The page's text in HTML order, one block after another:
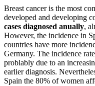
Breast cancer is the most
developed and developing
cases diagnosed anually,
However, the incidence in
countries have more
Germany. The incidence
problably due to an
earlier diagnosis.
Spain the 80% of women